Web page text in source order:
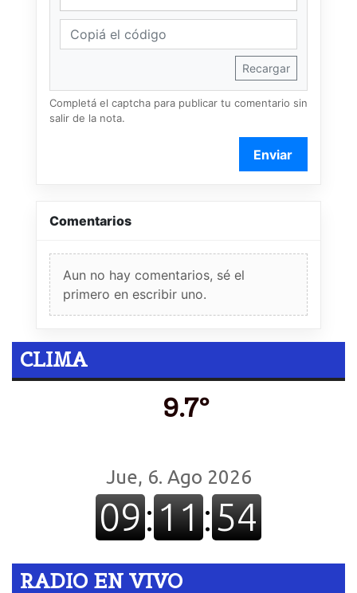
Recargar
Completá el captcha para publicar tu comentario sin
salir de la nota.
Enviar
Comentarios
Aun no hay comentarios, sé el
primero en escribir uno.
CLIMA
9.7º
RADIO EN VIVO